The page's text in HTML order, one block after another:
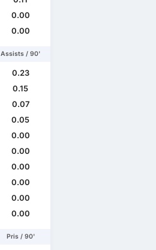
0.00
0.00
Assists / 90'
0.23
0.15
0.07
0.05
0.00
0.00
0.00
0.00
0.00
0.00
Pris / 90'